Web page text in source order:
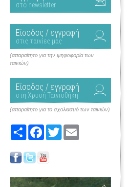
στο newsletter
Είσοδος / εγγραφή
στις ταινίες μας
(απαραίτητο για την ψηφοφορία των
ταινιών)
Είσοδος / εγγραφή
στη Χρυσή Ταινιοθήκη
(απαραίτητο για το σχολιασμό των ταινιών)
Share FacebookTwitter